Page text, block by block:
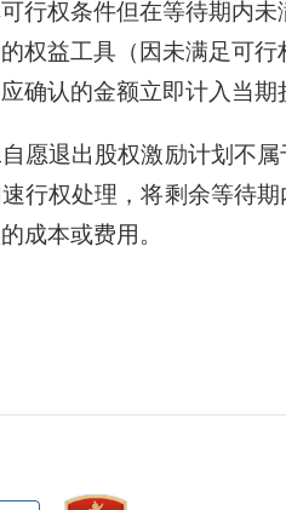
行权条件但在等待期内
权益工具（因未满足可
确认的金额立即计入当
退出股权激励计划不属
行权处理，将剩余等待
成本或费用。